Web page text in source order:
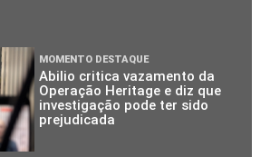
MOMENTO DESTAQUE
Abilio critica vazamento da
Operação Heritage e diz que
investigação pode ter sido
prejudicada